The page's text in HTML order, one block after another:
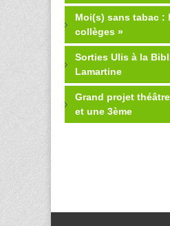
Moi(s) sans tabac :
collèges »
Sorties Ulis à la
Lamartine
Grand projet
et une 3ème